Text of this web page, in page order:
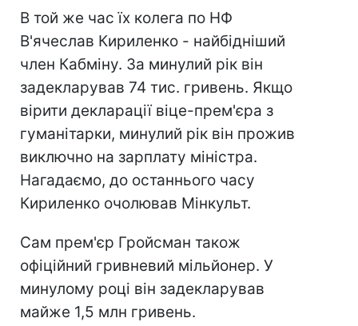
В той же час їх колега по НФ
В'ячеслав Кириленко - найбідніший
член Кабміну. За минулий рік він
задекларував 74 тис. гривень. Якщо
вірити декларації віце-прем'єра з
гуманітарки, минулий рік він прожив
виключно на зарплату міністра.
Нагадаємо, до останнього часу
Кириленко очолював Мінкульт.
Сам прем'єр Гройсман також
офіційний гривневий мільйонер. У
минулому році він задекларував
майже 1,5 млн гривень.